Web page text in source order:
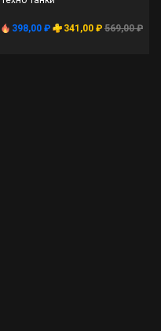
398,00 ₽ 341,00 ₽ 569,00 ₽